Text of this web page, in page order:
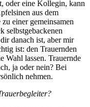
oder eine Kollegin, kann
aus dem
einer gemeinsamen
selbstgebackenen
danach ist, aber mir
ist: den Trauernden
Wahl lassen. Trauernde
ja oder nein? Bei
nehmen.